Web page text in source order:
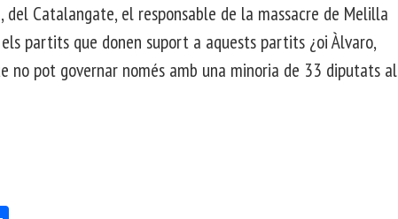
Catalangate, el responsable de la massacre de Melilla
partits que donen suport a aquests partits ¿oi Àlvaro,
no pot governar només amb una minoria de 33 diputats al